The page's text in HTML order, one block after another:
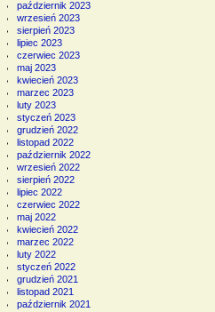
październik 2023
wrzesień 2023
sierpień 2023
lipiec 2023
czerwiec 2023
maj 2023
kwiecień 2023
marzec 2023
luty 2023
styczeń 2023
grudzień 2022
listopad 2022
październik 2022
wrzesień 2022
sierpień 2022
lipiec 2022
czerwiec 2022
maj 2022
kwiecień 2022
marzec 2022
luty 2022
styczeń 2022
grudzień 2021
listopad 2021
październik 2021